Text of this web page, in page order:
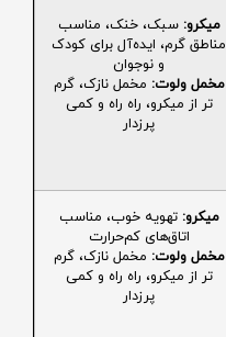
میکرو: سبک، خنک، مناسب
مناطق گرم، ایده‌آل برای کودک
و نوجوان
مخمل ولوت: مخمل نازک، گرم
تر از میکرو، راه راه و کمی
پرزدار
میکرو: تهویه خوب، مناسب
اتاق‌های کم‌حرارت
مخمل ولوت: مخمل نازک، گرم
تر از میکرو، راه راه و کمی
پرزدار